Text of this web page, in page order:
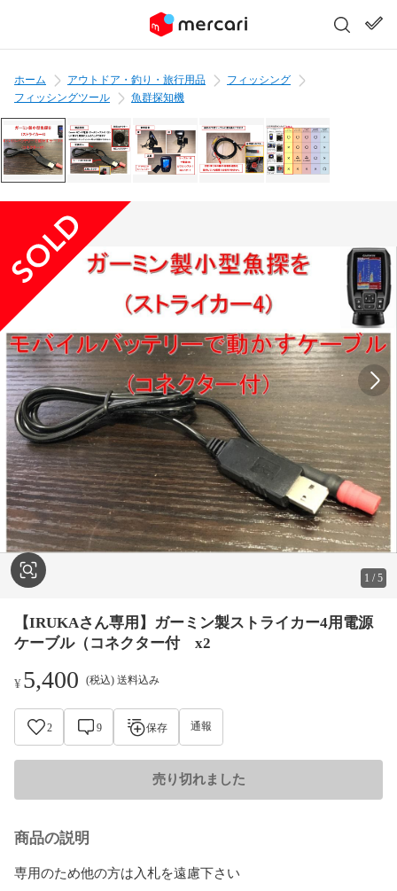
ホーム アウトドア・釣り・旅行用品
フィッシング
フィッシングツール
魚群探知機
1 /5
【IRUKAさん専用】ガーミン製ストライカー4用電源
ケーブル（コネクター付 x2
¥5,400 (税込) 送料込み
2 9 保存 通報
売り切れました
商品の説明
専用のため他の方は入札を遠慮下さい